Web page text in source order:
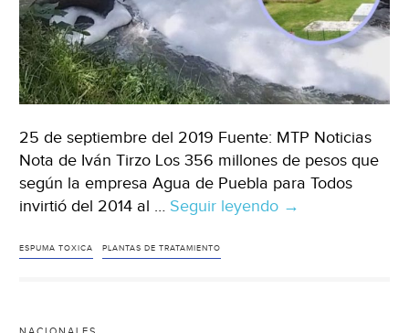
25 de septiembre del 2019 Fuente: MTP Noticias
Nota de Iván Tirzo Los 356 millones de pesos que
según la empresa Agua de Puebla para Todos
invirtió del 2014 al … Seguir leyendo Puebla:
→
ESPUMA TOXICA PLANTAS DE TRATAMIENTO